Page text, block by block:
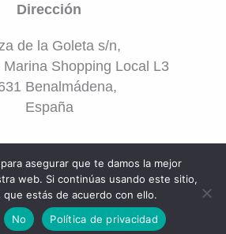
Dirección
de la Goleta s/n,
Marina Shopping Local L3
Benalmádena,
España
RESERVAR
asegurar que te damos la mejor
web. Si continúas usando este sitio,
que estás de acuerdo con ello.
No Política de privacidad